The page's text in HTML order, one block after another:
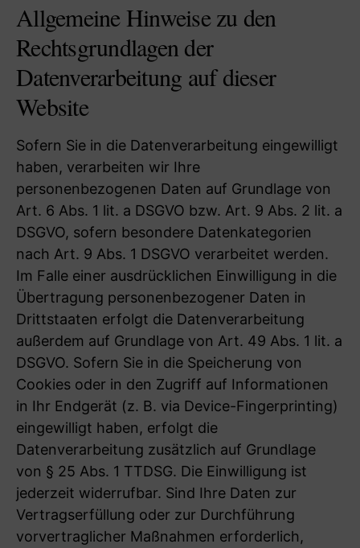
Allgemeine Hinweise zu den
Rechtsgrundlagen der
Datenverarbeitung auf dieser
Website
Sofern Sie in die Datenverarbeitung eingewilligt
haben, verarbeiten wir Ihre
personenbezogenen Daten auf Grundlage von
Art. 6 Abs. 1 lit. a DSGVO bzw. Art. 9 Abs. 2 lit. a
DSGVO, sofern besondere Datenkategorien
nach Art. 9 Abs. 1 DSGVO verarbeitet werden.
Im Falle einer ausdrücklichen Einwilligung in die
Übertragung personenbezogener Daten in
Drittstaaten erfolgt die Datenverarbeitung
außerdem auf Grundlage von Art. 49 Abs. 1 lit. a
DSGVO. Sofern Sie in die Speicherung von
Cookies oder in den Zugriff auf Informationen
in Ihr Endgerät (z. B. via Device-Fingerprinting)
eingewilligt haben, erfolgt die
Datenverarbeitung zusätzlich auf Grundlage
von § 25 Abs. 1 TTDSG. Die Einwilligung ist
jederzeit widerrufbar. Sind Ihre Daten zur
Vertragserfüllung oder zur Durchführung
vorvertraglicher Maßnahmen erforderlich,